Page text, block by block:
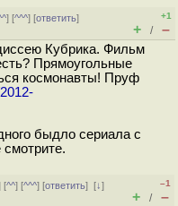
] [^^^] [ответить]
+1
+ / –
Кубрика. Фильм
Прямоугольные
космонавты! Пруф
быдло сериала с
[^^] [^^^] [ответить][↓]
–1
+ / –